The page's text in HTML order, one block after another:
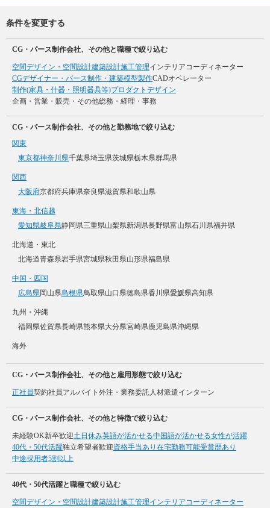
条件を変更する
CG・パース制作会社、その他と職種で絞り込む
空間デザイン・空間設計建築設計施工管理インテリアコーディネーター
CGデザイナー・パース制作・建築模型製作CADオペレーター
制作(家具・什器・照明器具等)プロダクトデザイン
企画・営業・販売・その他総務・経理・事務
CG・パース制作会社、その他と勤務地で絞り込む
関東
東京都神奈川県千葉県埼玉県茨城県栃木県群馬県
関西
大阪府京都府兵庫県奈良県滋賀県和歌山県
東海・北信越
愛知県岐阜県静岡県三重県山梨県新潟県長野県富山県石川県福井県
北海道・東北
北海道青森県岩手県宮城県秋田県山形県福島県
中国・四国
広島県岡山県島根県鳥取県山口県徳島県香川県愛媛県高知県
九州・沖縄
福岡県佐賀県長崎県熊本県大分県宮崎県鹿児島県沖縄県
海外
CG・パース制作会社、その他と雇用形態で絞り込む
正社員契約社員アルバイト 外注・業務委託人材派遣インターン
CG・パース制作会社、その他と特徴で絞り込む
未経験OK新卒歓迎土日休み英語が活かせる中国語が活かせる女性が活躍
40代・50代活躍独立希望者歓迎資格手当あり 在宅勤務可能受賞歴あり
中途採用者5割以上
40代・50代活躍と職種で絞り込む
空間デザイン・空間設計建築設計施工管理インテリアコーディネーター